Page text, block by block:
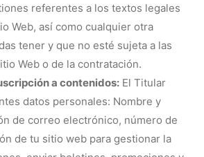
referentes a los textos legales
Web, así como cualquier otra
tener y que no esté sujeta a las
Web o de la contratación.
a contenidos: El Titular
datos personales: Nombre y
de correo electrónico, número de
de tu sitio web para gestionar la